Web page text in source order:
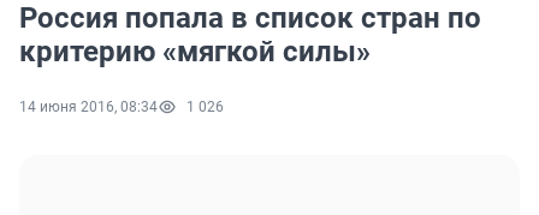
Россия попала в список стран по
критерию «мягкой силы»
14 июня 2016, 08:34 1 026